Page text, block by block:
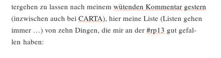
ter­ge­hen zu las­sen nach mei­nem wüten­den Kom­men­tar ges­tern
(inzwi­schen auch bei CARTA), hier mei­ne Lis­te (Lis­ten gehen
immer …) von zehn Din­gen, die mir an der #rp13 gut gefal­
len haben: